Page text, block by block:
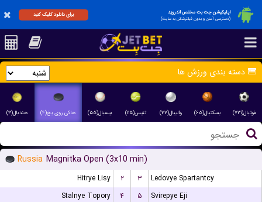
اپلیکیشن جت بت مختص اندروید
(دسترسی آسان و بدون فیلترشکن به سایت)
برای دانلود کلیک کنید
دسته بندی ورزش ها
فوتبال(۷۲۱) بسکتبال(۶۵) والیبال(۳۷) تنیس(۱۱۵) بیسبال(۵۵) هاکی روی یخ(۴) هندبال(۳)
Russia Magnitka Open (3x10 min)
Hitrye Lisy ۲ ۳
Ledovye Spartantcy
Stalnye Topory
۴ ۵
Svirepye Eji